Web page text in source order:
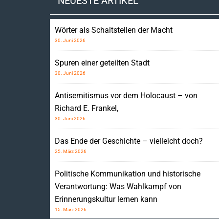
Wörter als Schaltstellen der Macht
30. Juni 2026
Spuren einer geteilten Stadt
30. Juni 2026
Antisemitismus vor dem Holocaust – von
Richard E. Frankel,
30. Juni 2026
Das Ende der Geschichte – vielleicht doch?
25. März 2026
Politische Kommunikation und historische
Verantwortung: Was Wahlkampf von
Erinnerungskultur lernen kann
15. März 2026